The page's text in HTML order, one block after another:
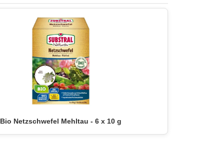
Bio Netzschwefel Mehltau - 6 x 10 g